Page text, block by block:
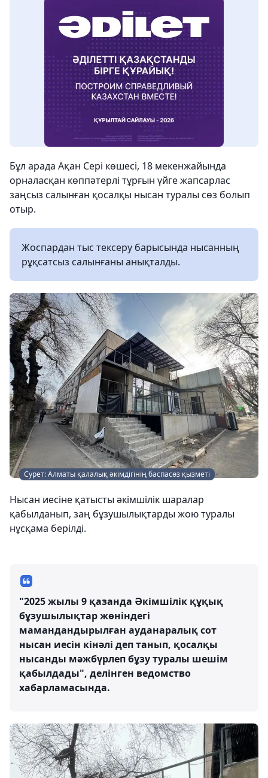
Бұл арада Ақан Сері көшесі, 18 мекенжайында
орналасқан көппәтерлі тұрғын үйге жапсарлас
заңсыз салынған қосалқы нысан туралы сөз болып
отыр.
Жоспардан тыс тексеру барысында нысанның
рұқсатсыз салынғаны анықталды.
Сурет: Алматы қалалық әкімдігінің баспасөз қызметі
Нысан иесіне қатысты әкімшілік шаралар
қабылданып, заң бұзушылықтарды жою туралы
нұсқама берілді.
"2025 жылы 9 қазанда Әкімшілік құқық
бұзушылықтар жөніндегі
мамандандырылған ауданаралық сот
нысан иесін кінәлі деп танып, қосалқы
нысанды мәжбүрлеп бұзу туралы шешім
қабылдады", делінген ведомство
хабарламасында.